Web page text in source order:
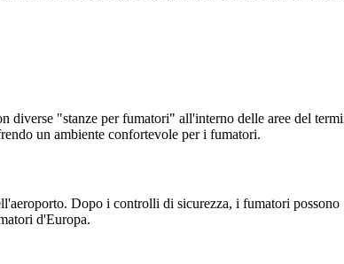
diverse "stanze per fumatori" all'interno delle aree del
un ambiente confortevole per i fumatori.
Dopo i controlli di sicurezza, i fumatori possono
d'Europa.